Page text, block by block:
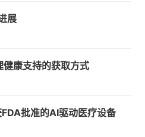
展
康支持的获取方式
批准的AI驱动医疗设备